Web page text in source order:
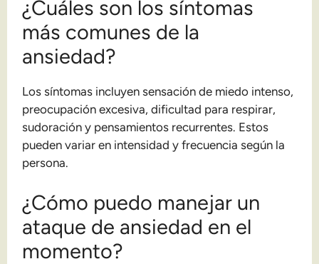
¿Cuáles son los síntomas
más comunes de la
ansiedad?
Los síntomas incluyen sensación de miedo intenso,
preocupación excesiva, dificultad para respirar,
sudoración y pensamientos recurrentes. Estos
pueden variar en intensidad y frecuencia según la
persona.
¿Cómo puedo manejar un
ataque de ansiedad en el
momento?